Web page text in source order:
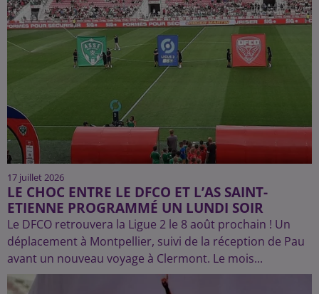
17 juillet 2026
LE CHOC ENTRE LE DFCO ET L’AS SAINT-
ETIENNE PROGRAMMÉ UN LUNDI SOIR
Le DFCO retrouvera la Ligue 2 le 8 août prochain ! Un
déplacement à Montpellier, suivi de la réception de Pau
avant un nouveau voyage à Clermont. Le mois...